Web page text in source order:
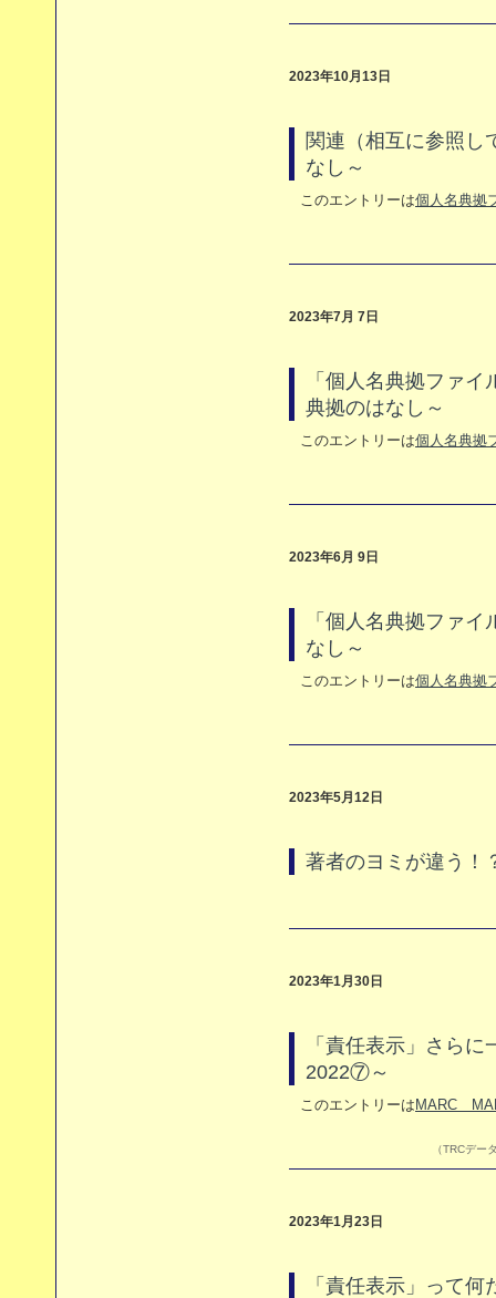
2023年10月13日
関連（相互に参照し
なし～
このエントリーは個人名典拠
2023年7月 7日
「個人名典拠ファ
典拠のはなし～
このエントリーは個人名典拠
2023年6月 9日
「個人名典拠ファ
なし～
このエントリーは個人名典拠
2023年5月12日
著者のヨミが違う！
2023年1月30日
「責任表示」さら
2022⑦～
このエントリーは MARC
（TRCデ
2023年1月23日
「責任表示」って